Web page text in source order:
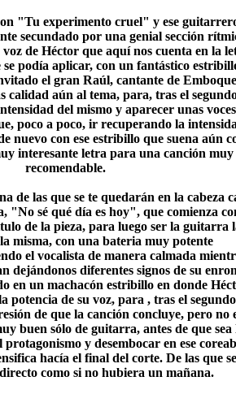
"Tu experimento cruel" y ese
secundado por una genial sección
de Héctor que aquí nos cuenta en la
se podía aplicar, con un fantástico
el gran Raúl, cantante de
calidad aún al tema, para, tras el
del mismo y aparecer unas voces
poco a poco, ir recuperando la
nuevo con ese estribillo que suena aún
interesante letra para una canción muy
recomendable.
de las que se te quedarán en la cabeza
"No sé qué día es hoy", que comienza
de la pieza, para luego ser la guitarra
misma, con una bateria muy potente
el vocalista de manera calmada
dejándonos diferentes signos de su
en un machacón estribillo en donde
potencia de su voz, para , tras el segundo
de que la canción concluye, pero no
buen sólo de guitarra, antes de que sea
y desembocar en ese
hacía el final del corte. De las que se
como si no hubiera un mañana.